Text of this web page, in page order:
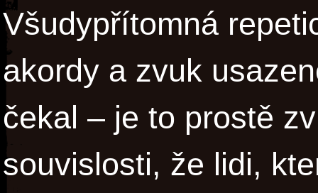
Všudypřítomná
akordy a zvuk
čekal – je to prostě
souvislosti, že lidi,